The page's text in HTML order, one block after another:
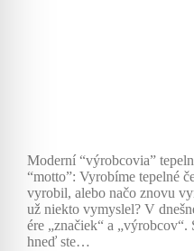
Moderní “výrobcovia”
“motto”: Vyrobíme tepelné
vyrobil, alebo načo znovu
už niekto vymyslel? V
ére „značiek“ a
hneď ste…